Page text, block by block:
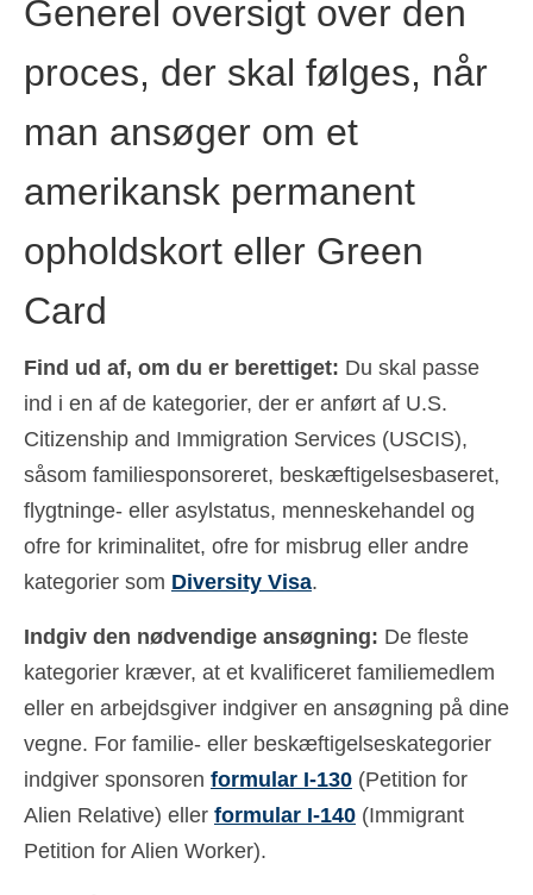
한국어(Korean)
Norsk bokmål (Norwegian Bokmål
Português(
Slovenčina( Slovak )
Slovenščina (Slovenian)
Generel oversigt over den
proces, der skal følges, når
man ansøger om et
amerikansk permanent
opholdskort eller Green
Card
Find ud af, om du er berettiget: Du skal passe
ind i en af de kategorier, der er anført af U.S.
Citizenship and Immigration Services (USCIS),
såsom familiesponsoreret, beskæftigelsesbaseret,
flygtninge- eller asylstatus, menneskehandel og
ofre for kriminalitet, ofre for misbrug eller andre
kategorier som Diversity Visa.
Indgiv den nødvendige ansøgning: De fleste
kategorier kræver, at et kvalificeret familiemedlem
eller en arbejdsgiver indgiver en ansøgning på dine
vegne. For familie- eller beskæftigelseskategorier
indgiver sponsoren formular I-130 (Petition for
Alien Relative) eller formular I-140 (Immigrant
Petition for Alien Worker).